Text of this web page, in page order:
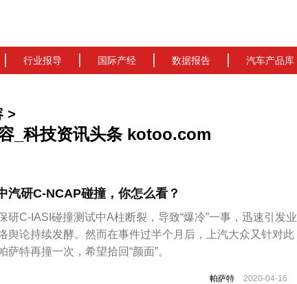
行业报导 国际产经 数据报告 汽车产品库
>
_科技资讯头条 kotoo.com
汽研C-NCAP碰撞，你怎么看？
研C-IASI碰撞测试中A柱断裂，导致“爆冷”一事，迅速引发业
舆论持续发酵。然而在事件过半个月后，上汽大众又针对此
萨特再撞一次，希望拾回“颜面”。
帕萨特 2020-04-16